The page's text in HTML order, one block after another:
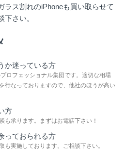
ラス割れのiPhoneも買い取らせて
さい。
か迷っている方
ロフェッショナル集団です。適切な相場
行なっておりますので、他社のほうが高い
方
も承ります。まずはお電話下さい！
っておられる方
も実施しております。ご相談下さい。